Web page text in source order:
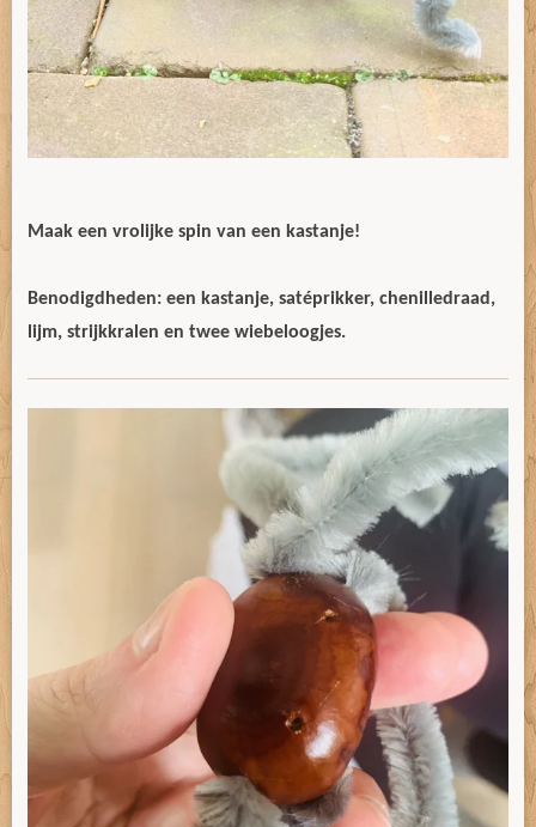
Maak een vrolijke spin van een kastanje!
Benodigdheden: een kastanje, satéprikker, chenilledraad,
lijm, strijkkralen en twee wiebeloogjes.